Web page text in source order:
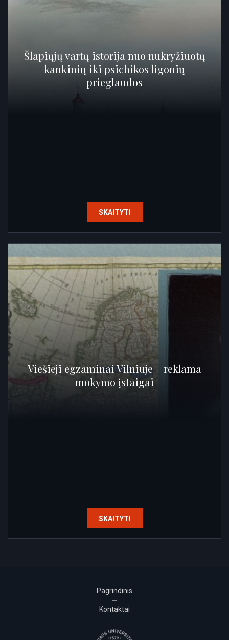
Šlapiųjų vartų istorija nuo nukryžiuotų
kankinių iki psichikos ligonių
prieglaudos
SKAITYTI
Viešieji egzaminai Vilniuje – reklama
mokymo įstaigai
SKAITYTI
Pagrindinis
Kontaktai